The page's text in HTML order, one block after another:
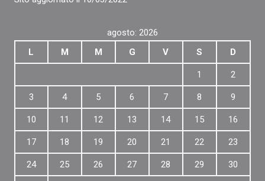
agosto: 2026
L
M M G V S D
1 2
3 4 5 6 7 8 9
10 11 12 13 14 15 16
17 18 19 20 21 22 23
24 25 26 27 28 29 30